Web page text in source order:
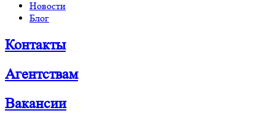
Новости
Блог
Контакты
Агентствам
Вакансии